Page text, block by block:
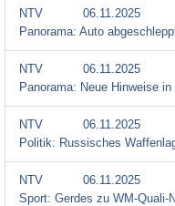
NTV
06.11.2025
Panorama: Auto
NTV
06.11.2025
Panorama: Neue Hinweise
NTV
06.11.2025
Politik: Russisches
NTV
06.11.2025
Sport: Gerdes zu WM-Quali-